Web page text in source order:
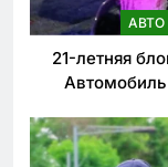
АВТО
21-летняя
Автомобиль